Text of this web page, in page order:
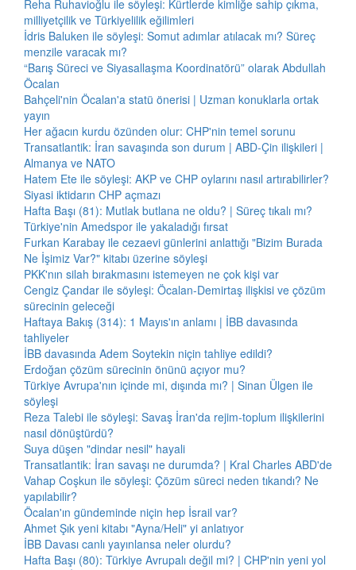
Reha Ruhavioğlu ile söyleşi: Kürtlerde kimliğe sahip çıkma,
milliyetçilik ve Türkiyelilik eğilimleri
İdris Baluken ile söyleşi: Somut adımlar atılacak mı? Süreç
menzile varacak mı?
“Barış Süreci ve Siyasallaşma Koordinatörü” olarak Abdullah
Öcalan
Bahçeli'nin Öcalan'a statü önerisi | Uzman konuklarla ortak
yayın
Her ağacın kurdu özünden olur: CHP'nin temel sorunu
Transatlantik: İran savaşında son durum | ABD-Çin ilişkileri |
Almanya ve NATO
Hatem Ete ile söyleşi: AKP ve CHP oylarını nasıl artırabilirler?
Siyasi iktidarın CHP açmazı
Hafta Başı (81): Mutlak butlana ne oldu? | Süreç tıkalı mı?
Türkiye'nin Amedspor ile yakaladığı fırsat
Furkan Karabay ile cezaevi günlerini anlattığı "Bizim Burada
Ne İşimiz Var?" kitabı üzerine söyleşi
PKK'nın silah bırakmasını istemeyen ne çok kişi var
Cengiz Çandar ile söyleşi: Öcalan-Demirtaş ilişkisi ve çözüm
sürecinin geleceği
Haftaya Bakış (314): 1 Mayıs'ın anlamı | İBB davasında
tahliyeler
İBB davasında Adem Soytekin niçin tahliye edildi?
Erdoğan çözüm sürecinin önünü açıyor mu?
Türkiye Avrupa'nın içinde mi, dışında mı? | Sinan Ülgen ile
söyleşi
Reza Talebi ile söyleşi: Savaş İran'da rejim-toplum ilişkilerini
nasıl dönüştürdü?
Suya düşen "dindar nesil" hayali
Transatlantik: İran savaşı ne durumda? | Kral Charles ABD'de
Vahap Coşkun ile söyleşi: Çözüm süreci neden tıkandı? Ne
yapılabilir?
Öcalan'ın gündeminde niçin hep İsrail var?
Ahmet Şık yeni kitabı "Ayna/Heli" yi anlatıyor
İBB Davası canlı yayınlansa neler olurdu?
Hafta Başı (80): Türkiye Avrupalı değil mi? | CHP'nin yeni yol